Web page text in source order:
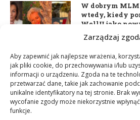
Zarządzaj
Aby zapewnić jak najlepsze wrażenia,
jak pliki cookie, do przechowywania i/lub
informacji o urządzeniu. Zgoda na te
przetwarzać dane, takie jak zachowanie
unikalne identyfikatory na tej stronie. Brak
wycofanie zgody może niekorzystnie
funkcje.
W dobrym
wtedy, kiedy
WellU jako
lidera
Daria Dudzik.
17 kwietnia 2026